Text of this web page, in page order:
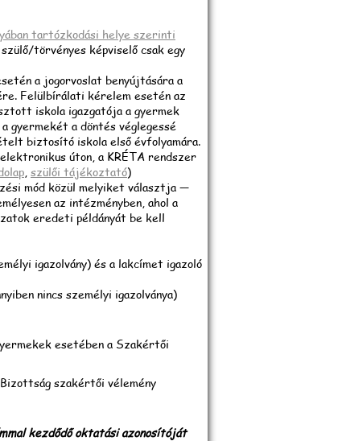
tartózkodási helye szerinti
törvényes képviselő csak egy
a jogorvoslat benyújtására a
Felülbírálati kérelem esetén az
iskola igazgatója a gyermek
gyermekét a döntés véglegessé
biztosító iskola első évfolyamára.
úton, a KRÉTA rendszer
szülői tájékoztató)
mód közül melyiket választja —
az intézményben, ahol a
eredeti példányát be kell
igazolvány) és a lakcímet igazoló
nincs személyi igazolványa)
esetében a Szakértői
szakértői vélemény
kezdődő oktatási azonosítóját